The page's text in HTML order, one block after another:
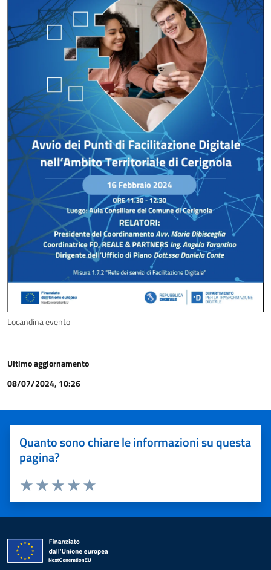
Locandina evento
Ultimo aggiornamento
08/07/2024, 10:26
Quanto sono chiare le informazioni su questa
pagina?
Valuta 5 stelle su 5
Valuta 4 stelle su 5
Valuta 3 stelle su 5
Valuta 2 stelle su 5
Valuta 1 stelle su 5